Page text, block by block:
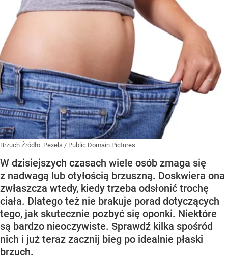
Brzuch Źródło: Pexels / Public Domain Pictures
W dzisiejszych czasach wiele osób zmaga się
z nadwagą lub otyłością brzuszną. Doskwiera ona
zwłaszcza wtedy, kiedy trzeba odsłonić trochę
ciała. Dlatego też nie brakuje porad dotyczących
tego, jak skutecznie pozbyć się oponki. Niektóre
są bardzo nieoczywiste. Sprawdź kilka spośród
nich i już teraz zacznij bieg po idealnie płaski
brzuch.